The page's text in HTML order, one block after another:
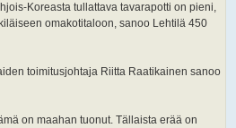
Koreasta tullattava tavarapotti on pieni,
omakotitaloon, sanoo Lehtilä 450
toimitusjohtaja Riitta Raatikainen sanoo
on maahan tuonut. Tällaista erää on